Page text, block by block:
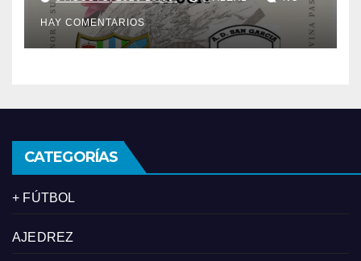
un clásico, el Trofeo ‘Divina
Pastora’
HAY COMENTARIOS
CATEGORÍAS
+ FÚTBOL
AJEDREZ